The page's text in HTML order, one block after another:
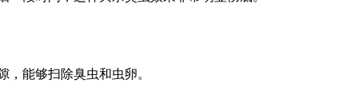
能够扫除臭虫和虫卵。